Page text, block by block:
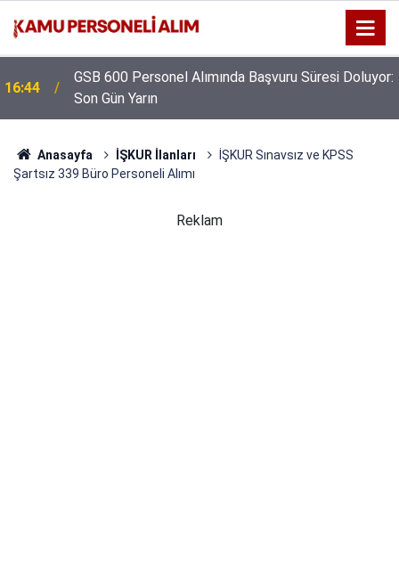
16:44
GSB 600 Personel Alımında Başvuru Süresi Doluyor:
Son Gün Yarın
Anasayfa İŞKUR İlanları
İŞKUR Sınavsız ve KPSS
Şartsız 339 Büro Personeli Alımı
Reklam